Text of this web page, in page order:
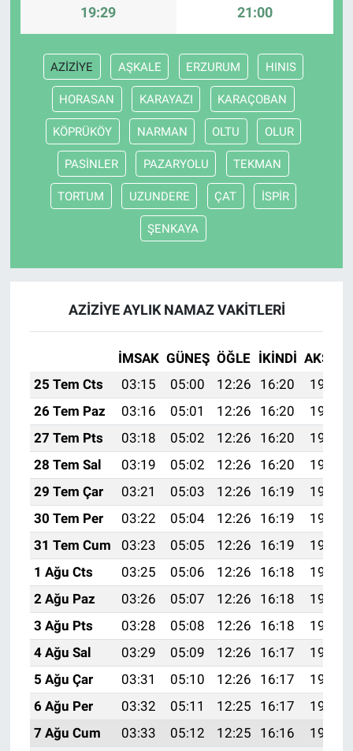
19:29 21:00
AZİZİYE AŞKALE ERZURUM HINIS
HORASAN KARAYAZI KARAÇOBAN
KÖPRÜKÖY NARMAN OLTU OLUR
PASİNLER PAZARYOLU TEKMAN
TORTUM UZUNDERE ÇAT İSPİR
ŞENKAYA
AZİZİYE AYLIK NAMAZ VAKITLERI
İMSAK GÜNEŞ ÖĞLE İKINDI AKŞAM
25 Tem Cts
03:15 05:00 12:26 16:20
19:42
26 Tem Paz
03:16 05:01 12:26 16:20
19:41
27 Tem Pts
03:18 05:02 12:26 16:20
19:41
28 Tem Sal
03:19 05:02 12:26 16:20
19:40
29 Tem Çar
03:21 05:03 12:26 16:19
19:39
30 Tem Per
03:22 05:04 12:26 16:19
19:38
31 Tem Cum
03:23 05:05 12:26 16:19
19:37
1 Ağu Cts
03:25 05:06 12:26 16:18
19:36
2 Ağu Paz
03:26 05:07 12:26 16:18
19:35
3 Ağu Pts
03:28 05:08 12:26 16:18
19:34
4 Ağu Sal
03:29 05:09 12:26 16:17
19:33
5 Ağu Çar
03:31 05:10 12:26 16:17
19:31
6 Ağu Per
03:32 05:11 12:25 16:17
19:30
7 Ağu Cum
03:33 05:12 12:25 16:16
19:29